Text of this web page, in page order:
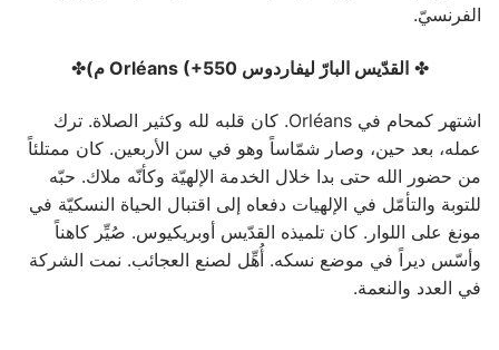
الفرنسيّ.
✤القدّيس البارّ ليفاردوس Orléans(+550 م) ✤
اشتهر كمحام في Orléans. كان قلبه لله وكثير الصلاة. ترك
عمله، بعد حين، وصار شمّاساً وهو في سن الأربعين. كان ممتلئاً
من حضور الله حتى بدا خلال الخدمة الإلهيّة وكأنّه ملاك. حبّه
للتوبة والتأمّل في الإلهيات دفعاه إلى اقتبال الحياة النسكيّة في
مونغ على اللوار. كان تلميذه القدّيس أوبريكيوس. صُيِّر كاهناً
وأسّس ديراً في موضع نسكه. أُهِّل لصنع العجائب. نمت الشركة
في العدد والنعمة.